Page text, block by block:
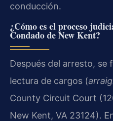
conducción.
¿Cómo es el proceso
Condado de New Kent?
Después del arresto, se
lectura de cargos (
County Circuit Court
New Kent, VA 23124).